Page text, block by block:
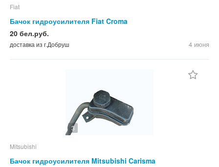
Fiat
Бачок гидроусилителя Fiat Croma
20 бел.руб.
доставка из г.Добруш 4 июня
3
Mitsubishi
Бачок гидроусилителя Mitsubishi Carisma